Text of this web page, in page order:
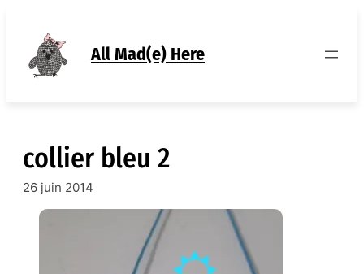
contenu
All Mad(e) Here
collier bleu 2
26 juin 2014